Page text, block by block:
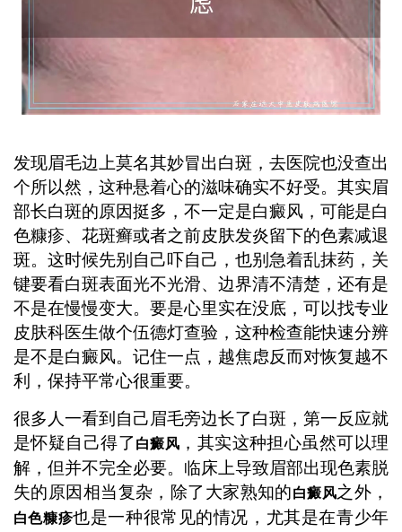
发现眉毛边上莫名其妙冒出白斑，去医院也没查出
个所以然，这种悬着心的滋味确实不好受。其实眉
部长白斑的原因挺多，不一定是白癜风，可能是白
色糠疹、花斑癣或者之前皮肤发炎留下的色素减退
斑。这时候先别自己吓自己，也别急着乱抹药，关
键要看白斑表面光不光滑、边界清不清楚，还有是
不是在慢慢变大。要是心里实在没底，可以找专业
皮肤科医生做个伍德灯查验，这种检查能快速分辨
是不是白癜风。记住一点，越焦虑反而对恢复越不
利，保持平常心很重要。
很多人一看到自己眉毛旁边长了白斑，第一反应就
是怀疑自己得了 白癜风 ，其实这种担心虽然可以理
解，但并不完全必要。临床上导致眉部出现色素脱
失的原因相当复杂，除了大家熟知的白癜风之外，
白色糠疹也是一种很常见的情况，尤其是在青少年